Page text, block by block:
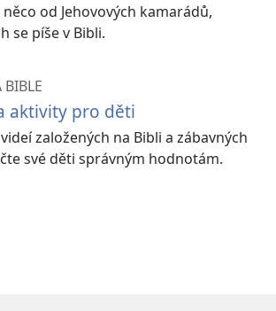
něco od Jehovových kamarádů,
se píše v Bibli.
BIBLE
aktivity pro děti
založených na Bibli a zábavných
své děti správným hodnotám.